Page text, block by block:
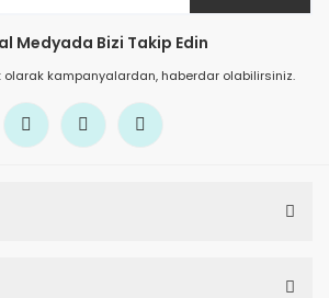
Medyada Bizi Takip Edin
olarak kampanyalardan, haberdar olabilirsiniz.